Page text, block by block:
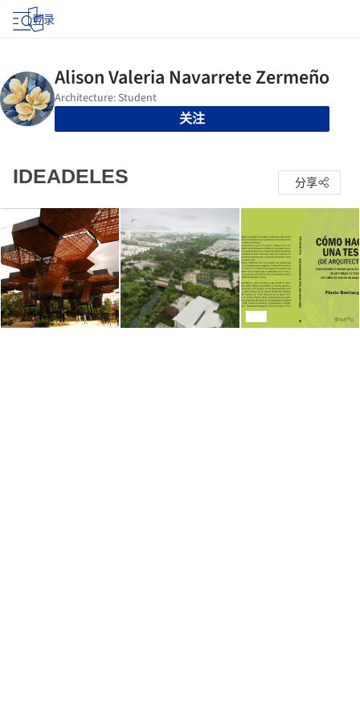
登录
关注
IDEADELES 分享